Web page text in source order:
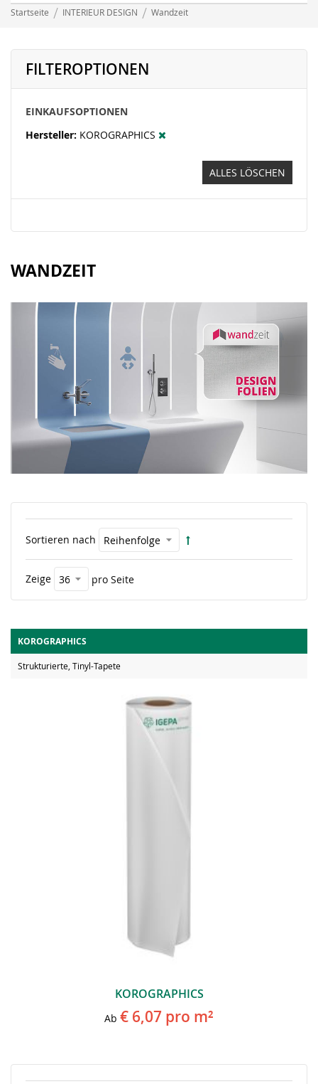
Startseite INTERIEUR DESIGN Wandzeit
WANDZEIT
Sortieren nach
Zeige pro Seite
KOROGRAPHICS
Strukturierte, Tinyl-Tapete
KOROGRAPHICS
Ab € 6,07 pro m²
FILTEROPTIONEN
EINKAUFSOPTIONEN
Hersteller KOROGRAPHICS
ALLES LÖSCHEN